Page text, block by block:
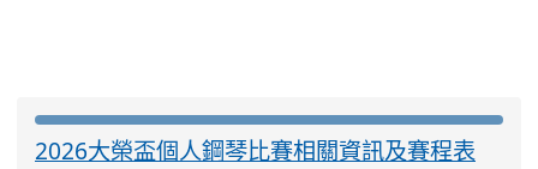
2026大榮盃個人鋼琴比賽相關資訊及賽程表